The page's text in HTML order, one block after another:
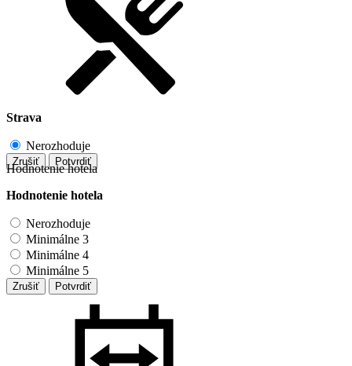
Strava
Nerozhoduje
Zrušiť Potvrdiť
Hodnotenie hotela
Hodnotenie hotela
Nerozhoduje
Minimálne 3
Minimálne 4
Minimálne 5
Zrušiť Potvrdiť